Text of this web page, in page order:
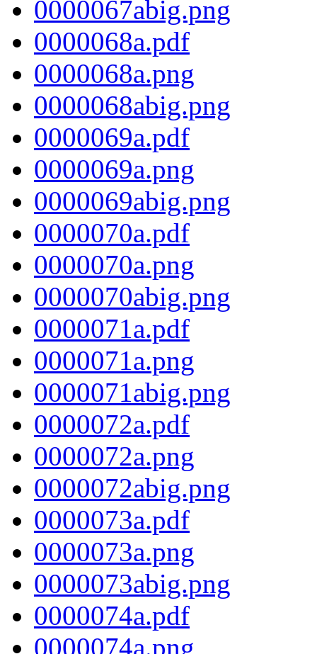
0000067abig.png
0000068a.pdf
0000068a.png
0000068abig.png
0000069a.pdf
0000069a.png
0000069abig.png
0000070a.pdf
0000070a.png
0000070abig.png
0000071a.pdf
0000071a.png
0000071abig.png
0000072a.pdf
0000072a.png
0000072abig.png
0000073a.pdf
0000073a.png
0000073abig.png
0000074a.pdf
0000074a.png